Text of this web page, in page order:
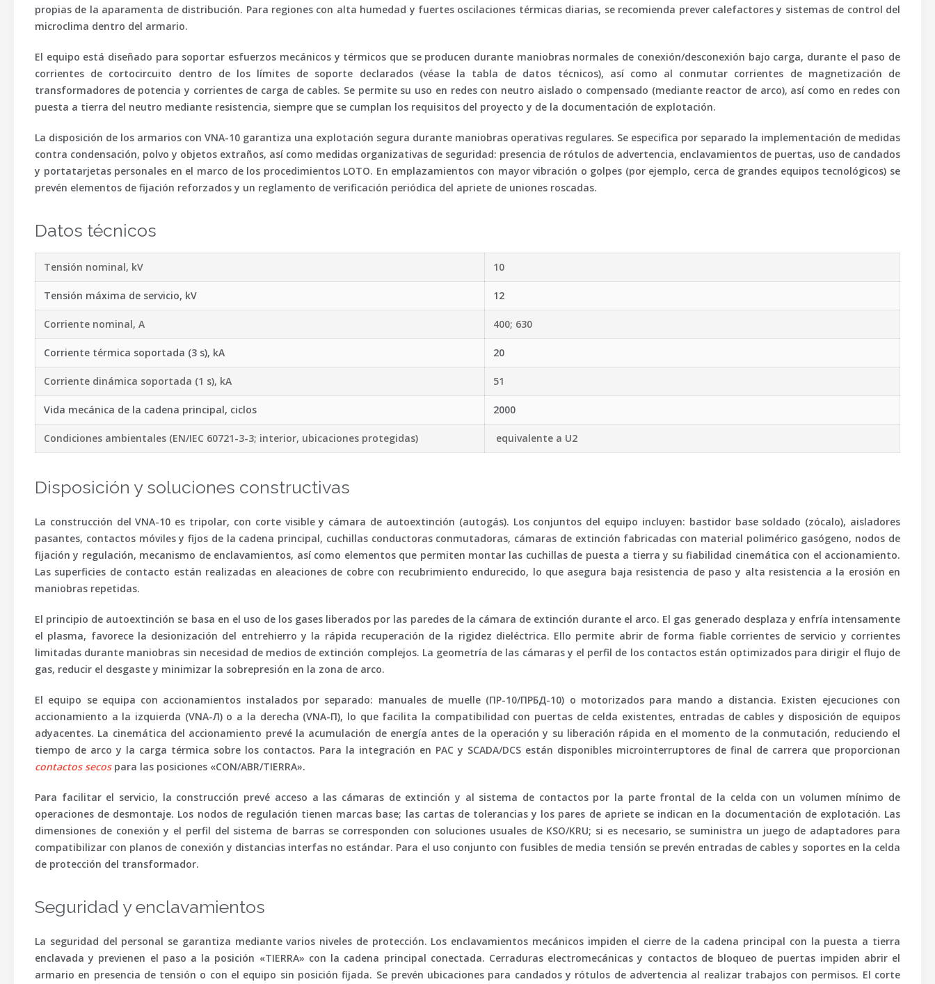
propias de la aparamenta de distribución. Para regiones con alta humedad y fuertes oscilaciones térmicas diarias, se recomienda prever calefactores y sistemas de control del
microclima dentro del armario.
El equipo está diseñado para soportar esfuerzos mecánicos y térmicos que se producen durante maniobras normales de conexión/desconexión bajo carga, durante el paso de
corrientes de cortocircuito dentro de los límites de soporte declarados (véase la tabla de datos técnicos), así como al conmutar corrientes de magnetización de
transformadores de potencia y corrientes de carga de cables. Se permite su uso en redes con neutro aislado o compensado (mediante reactor de arco), así como en redes con
puesta a tierra del neutro mediante resistencia, siempre que se cumplan los requisitos del proyecto y de la documentación de explotación.
La disposición de los armarios con VNA-10 garantiza una explotación segura durante maniobras operativas regulares. Se especifica por separado la implementación de medidas
contra condensación, polvo y objetos extraños, así como medidas organizativas de seguridad: presencia de rótulos de advertencia, enclavamientos de puertas, uso de candados
y portatarjetas personales en el marco de los procedimientos LOTO. En emplazamientos con mayor vibración o golpes (por ejemplo, cerca de grandes equipos tecnológicos) se
prevén elementos de fijación reforzados y un reglamento de verificación periódica del apriete de uniones roscadas.
Datos técnicos
Tensión nominal, kV 10
Tensión máxima de servicio, kV 12
Corriente nominal, A 400; 630
Corriente térmica soportada (3 s), kA 20
Corriente dinámica soportada (1 s), kA 51
Vida mecánica de la cadena principal, ciclos 2000
Condiciones ambientales (EN/IEC 60721-3-3; interior, ubicaciones protegidas) equivalente a U2
Disposición y soluciones constructivas
La construcción del VNA-10 es tripolar, con corte visible y cámara de autoextinción (autogás). Los conjuntos del equipo incluyen: bastidor base soldado (zócalo), aisladores
pasantes, contactos móviles y fijos de la cadena principal, cuchillas conductoras conmutadoras, cámaras de extinción fabricadas con material polimérico gasógeno, nodos de
fijación y regulación, mecanismo de enclavamientos, así como elementos que permiten montar las cuchillas de puesta a tierra y su fiabilidad cinemática con el accionamiento.
Las superficies de contacto están realizadas en aleaciones de cobre con recubrimiento endurecido, lo que asegura baja resistencia de paso y alta resistencia a la erosión en
maniobras repetidas.
El principio de autoextinción se basa en el uso de los gases liberados por las paredes de la cámara de extinción durante el arco. El gas generado desplaza y enfría intensamente
el plasma, favorece la desionización del entrehierro y la rápida recuperación de la rigidez dieléctrica. Ello permite abrir de forma fiable corrientes de servicio y corrientes
limitadas durante maniobras sin necesidad de medios de extinción complejos. La geometría de las cámaras y el perfil de los contactos están optimizados para dirigir el flujo de
gas, reducir el desgaste y minimizar la sobrepresión en la zona de arco.
El equipo se equipa con accionamientos instalados por separado: manuales de muelle (ПР-10/ПРБД-10) o motorizados para mando a distancia. Existen ejecuciones con
accionamiento a la izquierda (VNA-Л) o a la derecha (VNA-П), lo que facilita la compatibilidad con puertas de celda existentes, entradas de cables y disposición de equipos
adyacentes. La cinemática del accionamiento prevé la acumulación de energía antes de la operación y su liberación rápida en el momento de la conmutación, reduciendo el
tiempo de arco y la carga térmica sobre los contactos. Para la integración en PAC y SCADA/DCS están disponibles microinterruptores de final de carrera que proporcionan
contactos secospara las posiciones «CON/ABR/TIERRA».
Para facilitar el servicio, la construcción prevé acceso a las cámaras de extinción y al sistema de contactos por la parte frontal de la celda con un volumen mínimo de
operaciones de desmontaje. Los nodos de regulación tienen marcas base; las cartas de tolerancias y los pares de apriete se indican en la documentación de explotación. Las
dimensiones de conexión y el perfil del sistema de barras se corresponden con soluciones usuales de KSO/KRU; si es necesario, se suministra un juego de adaptadores para
compatibilizar con planos de conexión y distancias interfas no estándar. Para el uso conjunto con fusibles de media tensión se prevén entradas de cables y soportes en la celda
de protección del transformador.
Seguridad y enclavamientos
La seguridad del personal se garantiza mediante varios niveles de protección. Los enclavamientos mecánicos impiden el cierre de la cadena principal con la puesta a tierra
enclavada y previenen el paso a la posición «TIERRA» con la cadena principal conectada. Cerraduras electromecánicas y contactos de bloqueo de puertas impiden abrir el
armario en presencia de tensión o con el equipo sin posición fijada. Se prevén ubicaciones para candados y rótulos de advertencia al realizar trabajos con permisos. El corte